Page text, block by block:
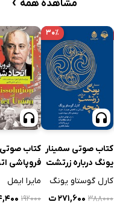
مشاهده همه
۳۰٪
کتاب صوتی سمینار
یونگ درباره زرتشت
نیچه
کارل گوستاو یونگ
۳۸۸۰۰۰ ۲۷۱,۶۰۰ ت
کتاب صوتی
فروپاشی
شوروی
مایرا ایمل
۱۹۲۰۰۰